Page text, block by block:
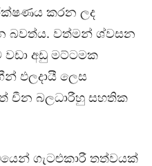
කරන ලද
බවත්ය. වත්මන් ශ්වසන
වඩා අඩු මට්ටමක
ඵලදායී ලෙස
චීන බලධාරීහු සහතික
ගැටළුකාරී තත්වයක්